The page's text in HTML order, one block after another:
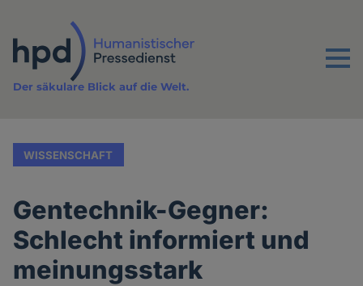
Inhalt
Menu
Der säkulare Blick auf die Welt.
WISSENSCHAFT
Gentechnik-Gegner:
Schlecht informiert und
meinungsstark